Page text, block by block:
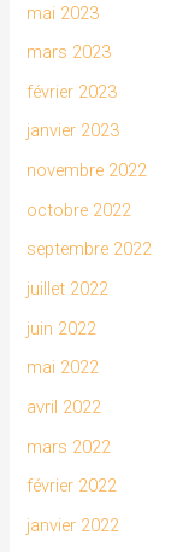
mai 2023
mars 2023
février 2023
janvier 2023
novembre 2022
octobre 2022
septembre 2022
juillet 2022
juin 2022
mai 2022
avril 2022
mars 2022
février 2022
janvier 2022